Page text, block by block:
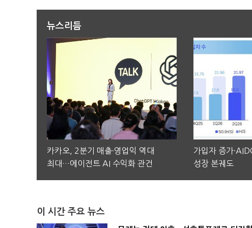
뉴스리듬
카카오, 2분기 매출·영업익 역대
최대…에이전트 AI 수익화 관건
가입자 증가
성장 본궤도
이 시간 주요 뉴스